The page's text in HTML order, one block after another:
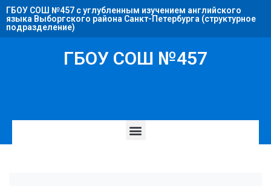
ГБОУ СОШ №457 с углубленным изучением английского
языка Выборгского района Санкт-Петербурга (структурное
подразделение)
ГБОУ СОШ №457